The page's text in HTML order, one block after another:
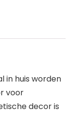
in huis worden
voor
decor is